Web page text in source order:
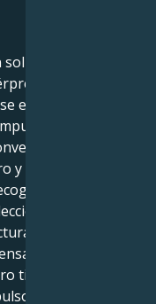
de Leo y Urano
estrella que
en un director
más
en el
en la carismática
será tu
de Urano
y las relaciones
tira y afloja entre
de llevar a